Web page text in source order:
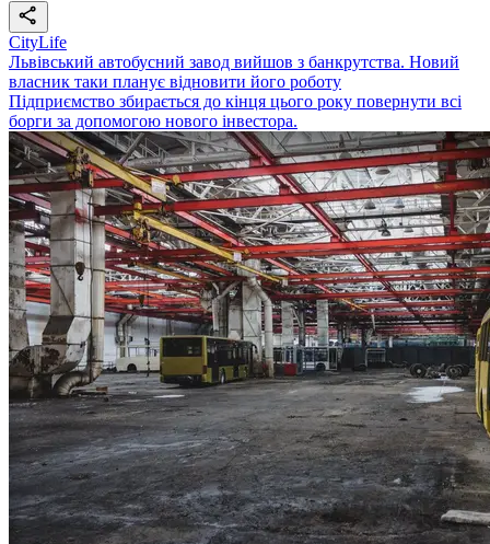
CityLife
Львівський автобусний завод вийшов з банкрутства. Новий
власник таки планує відновити його роботу
Підприємство збирається до кінця цього року повернути всі
борги за допомогою нового інвестора.